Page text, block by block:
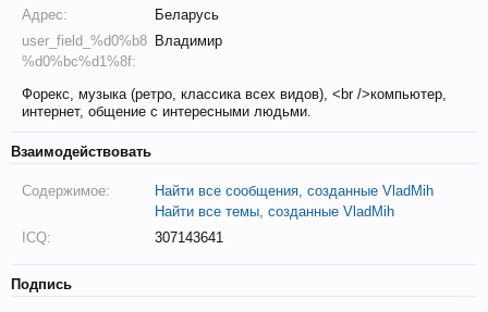
Адрес:
Беларусь
user_field_%d0%b8
%d0%bc%d1%8f:
Владимир
Форекс, музыка (ретро, классика всех видов), <br />компьютер,
интернет, общение с интересными людьми.
Взаимодействовать
Содержимое:
Найти все сообщения, созданные VladMih
Найти все темы, созданные VladMih
ICQ:
307143641
Подпись